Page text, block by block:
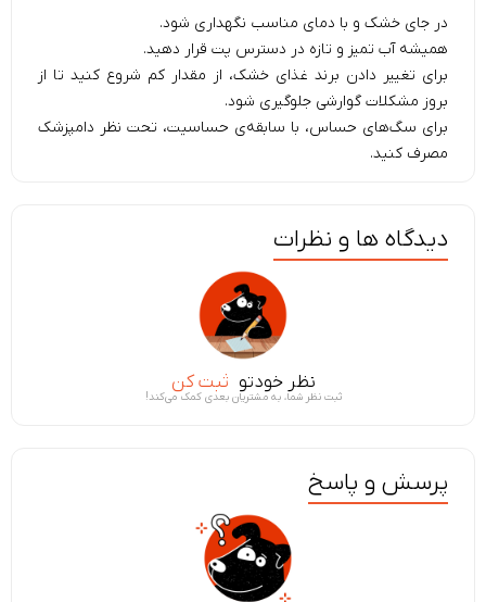
در جای خشک و با دمای مناسب نگهداری شود.
همیشه آب تمیز و تازه در دسترس پت قرار دهید.
برای تغییر دادن برند غذای خشک، از مقدار کم شروع کنید تا از
بروز مشکلات گوارشی جلوگیری شود.
برای سگ‌های حساس، با سابقه‌ی حساسیت، تحت نظر دامپزشک
مصرف کنید.
دیدگاه ها و نظرات
نظر خودتو ثبت کن
ثبت نظر شما، به مشتریان بعدی کمک می‌کند!
پرسش و پاسخ